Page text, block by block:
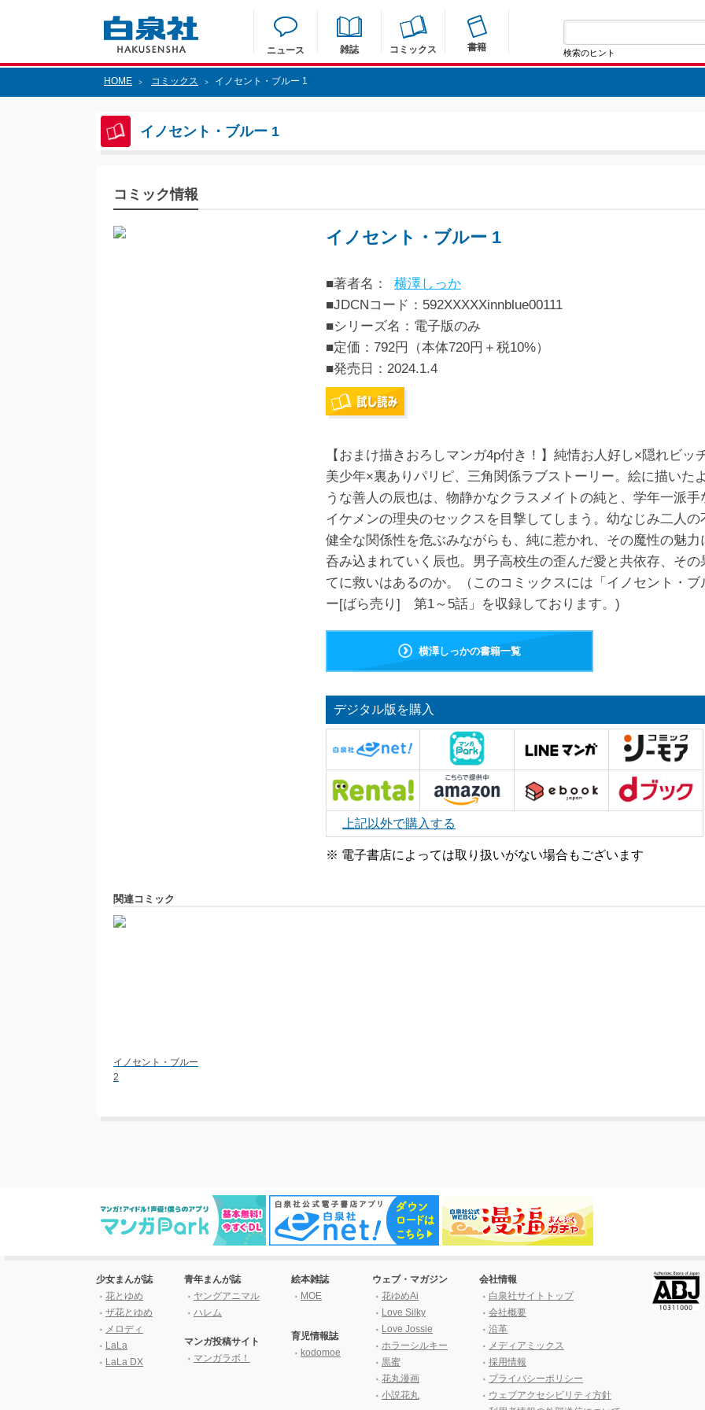
ニュース 雑誌 コミックス 書籍 検索のヒント
HOME > コミックス > イノセント・ブルー 1
イノセント・ブルー 1
コミック情報
イノセント・ブルー 1
■著者名：
横澤しっか
■JDCNコード：592XXXXXinnblue00111
■シリーズ名：電子版のみ
■定価：792円（本体720円＋税10%）
■発売日： 2024.1.4
【おまけ描きおろしマンガ4p付き！】純情お人好し×隠れビッ
美少年×裏ありパリピ、三角関係ラブストーリー。絵に描いたよ
うな善人の辰也は、物静かなクラスメイトの純と、学年一派手
イケメンの理央のセックスを目撃してしまう。幼なじみ二人の
健全な関係性を危ぶみながらも、純に惹かれ、その魔性の魅力
呑み込まれていく辰也。男子高校生の歪んだ愛と共依存、その
てに救いはあるのか。（このコミックスには「イノセント・ブ
ー[ばら売り] 第1～5話」を収録しております。)
横澤しっかの書籍一覧
デジタル版を購入
上記以外で購入する
※ 電子書店によっては取り扱いがない場合もございます
関連コミック
イノセント・ブルー
2
少女まんが誌
花とゆめ
ザ花とゆめ
メロディ
LaLa
LaLa DX
青年まんが誌
ヤングアニマル
ハレム
マンガ投稿サイト
マンガラボ！
絵本雑誌
MOE
育児情報誌
kodomoe
ウェブ・マガジン
花ゆめAi
Love Silky
Love Jossie
ホラーシルキー
黒蜜
花丸漫画
小説花丸
会社情報
白泉社サイトトップ
会社概要
沿革
メディアミックス
採用情報
プライバシーポリシー
ウェブアクセシビリティ方針